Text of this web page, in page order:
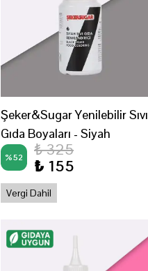
Şeker&Sugar Yenilebilir Sıvı
Gıda Boyaları - Siyah
%52
₺ 325
₺ 155
Vergi Dahil